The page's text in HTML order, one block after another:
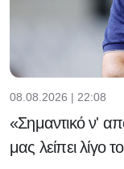
08.08.2026 | 22:08
«Σημαντικό ν'
μας λείπει λίγο